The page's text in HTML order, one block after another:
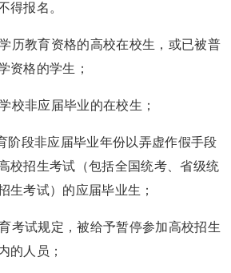
报名。
教育资格的高校在校生，或已被普
资格的学生；
非应届毕业的在校生；
段非应届毕业年份以弄虚作假手段
校招生考试（包括全国统考、省级统
生考试）的应届毕业生；
试规定，被给予暂停参加高校招生
的人员；